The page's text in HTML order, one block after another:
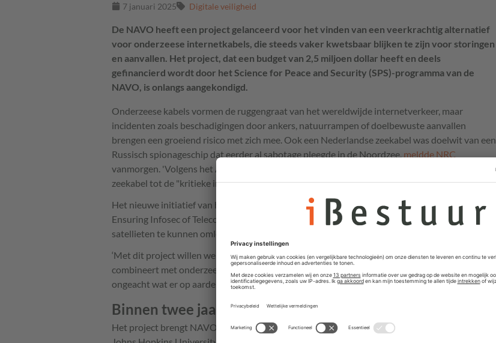
7 januari 2025 Digitale veiligheid
De NAVO heeft een project gelanceerd voor het vinden van een veerkrachtig alternatief
voor onderzeese internetkabels, die steeds vaker kwetsbaar blijken te zijn voor storingen
en aanvallen. Het project, dat een budget van 2,5 miljoen dollar heeft en deels
gefinancierd wordt door het Science for Peace and Security (SPS)-programma van de
NAVO, is onlangs aangekondigd.
Onderzeese kabels vormen de ruggengraat van het wereldwijde internetverkeer, maar
incidenten zoals beschadigingen door ankers, natuurrampen of doelbewuste aanvallen
brengen een groeiend risico met zich mee. Ook een Nederlandse zeekabel was doelwit van een
Russisch spionageschip dat eerder al sabotage pleegde in de Noordzee, meldde NRC
vanmorgen. 'Volgens het Amerikaanse ministerie van Buitenlandse Zaken behoort deze
zeekabel tot de "kritieke infrastructuur" in Nederland.'
Het nieuwe initiatief van het HEIST-consortium (Hybrid Space/Submarine Architecture
Ensuring Infosec of Telecommunications), wil dit probleem aanpakken door datastromen naar
satellieten te kunnen omleiden wanneer kabels uitvallen.
‘Met dit project willen we een hybride netwerk ontwikkelen dat satellietcommunicatie
combineert met onderzeese kabels, om ervoor te zorgen dat internetverkeer altijd doorgaat,
ongeacht wat er op aarde gebeurt’,aldus Eyup Turmus, programmamanager bij de NAVO.
Binnen twee jaar werkend prototype
Het project brengt NAVO-bondgenoten samen met instellingen zoals Cornell University,